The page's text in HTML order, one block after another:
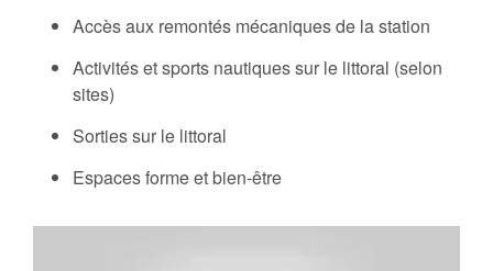
Accès aux remontés mécaniques de la station
Activités et sports nautiques sur le littoral (selon
sites)
Sorties sur le littoral
Espaces forme et bien-être